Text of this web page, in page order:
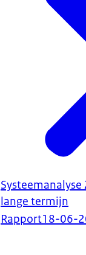
Systeemanalyse
lange termijn
Rapport18-06-